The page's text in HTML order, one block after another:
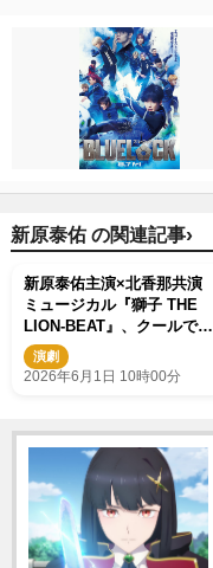
新原泰佑 の関連記事›
新原泰佑主演×北香那共演
ミュージカル『獅子 THE
LION-BEAT』、クールでポ
ップなビジュアル解禁
演劇
2026年6月1日 10時00分